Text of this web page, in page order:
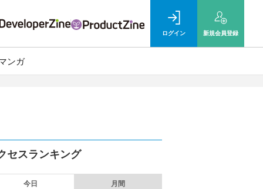
ログイン 新規会員登録
ンガ
セスランキング
今日 月間